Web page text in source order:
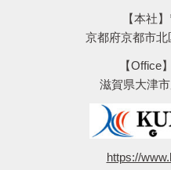
【本社
京都府京都市
【Office
滋賀県大津
https://